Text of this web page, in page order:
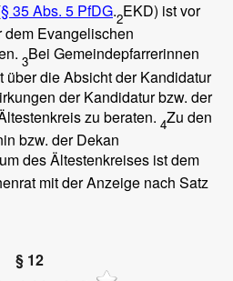
§ 35 Abs. 5 PfDG.2EKD) ist vor
Evangelischen
3Bei Gemeindepfarrerinnen
über die Absicht der Kandidatur
der Kandidatur bzw. der
zu beraten. 4Zu den
bzw. der Dekan
des Ältestenkreises ist dem
mit der Anzeige nach Satz
§ 12